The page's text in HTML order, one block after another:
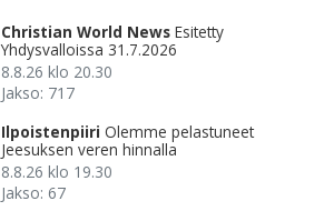
Christian World News Esitetty
Yhdysvalloissa 31.7.2026
8.8.26 klo 20.30
Jakso: 717
Ilpoistenpiiri Olemme pelastuneet
Jeesuksen veren hinnalla
8.8.26 klo 19.30
Jakso: 67